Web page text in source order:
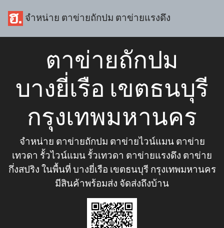
จำหน่าย ตาข่ายถักปม ตาข่ายแรงดึง
ตาข่ายถักปม
บางยี่เรือ เขตธนบุรี
กรุงเทพมหานคร
จำหน่าย ตาข่ายถักปม ตาข่ายไวน์แมน ตาข่าย
เทวดา รั้วไวน์แมน รั้วเทวดา ตาข่ายแรงดึง ตาข่าย
กึ่งสปริง ในพื้นที่ บางยี่เรือ เขตธนบุรี กรุงเทพมหานคร
มีสินค้าพร้อมส่ง จัดส่งถึงบ้าน